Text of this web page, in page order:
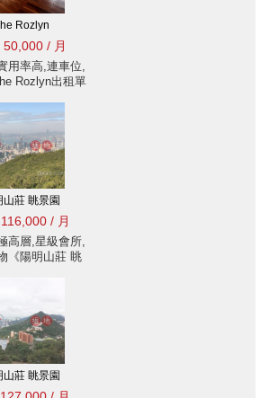
Rozlyn
50,000 / 月
用率高,連車位,
Rozlyn出租單
山莊 眺景園
/ 月
高層,星級會所,
《陽明山莊 眺
山莊 眺景園